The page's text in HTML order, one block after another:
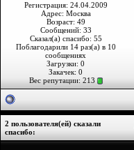
Регистрация: 24.04.2009
Адрес: Москва
Возраст: 49
Сообщений: 33
Сказал(а) спасибо: 55
Поблагодарили 14 раз(а) в 10
сообщениях
Загрузки: 0
Закачек: 0
Вес репутации: 213
2 пользователя(ей) сказали
cпасибо: